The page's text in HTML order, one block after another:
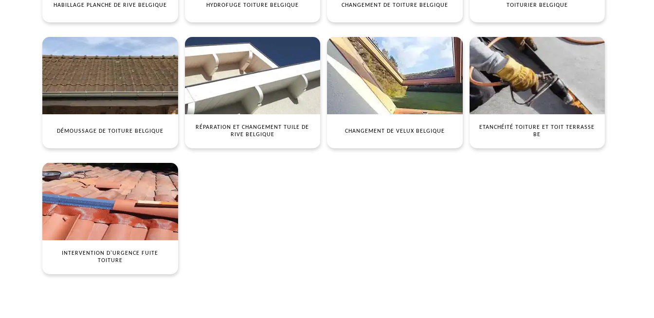
HABILLAGE PLANCHE DE RIVE BELGIQUE HYDROFUGE TOITURE BELGIQUE CHANGEMENT DE TOITURE BELGIQUE TOITURIER BELGIQUE
DÉMOUSSAGE DE TOITURE BELGIQUE
RÉPARATION ET CHANGEMENT TUILE DE
RIVE BELGIQUE
CHANGEMENT DE VELUX BELGIQUE
ETANCHÉITÉ TOITURE ET TOIT TERRASSE
BE
INTERVENTION D'URGENCE FUITE
TOITURE